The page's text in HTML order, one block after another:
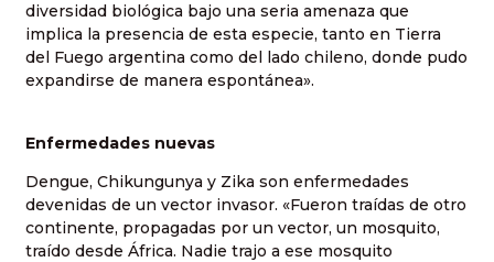
diversidad biológica bajo una seria amenaza que
implica la presencia de esta especie, tanto en Tierra
del Fuego argentina como del lado chileno, donde pudo
expandirse de manera espontánea».
Enfermedades nuevas
Dengue, Chikungunya y Zika son enfermedades
devenidas de un vector invasor. «Fueron traídas de otro
continente, propagadas por un vector, un mosquito,
traído desde África. Nadie trajo a ese mosquito